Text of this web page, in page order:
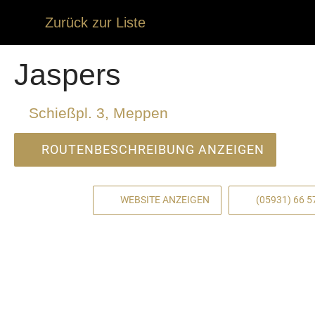
Zurück zur Liste
Jaspers
Schießpl. 3, Meppen
ROUTENBESCHREIBUNG ANZEIGEN
WEBSITE ANZEIGEN (05931) 66